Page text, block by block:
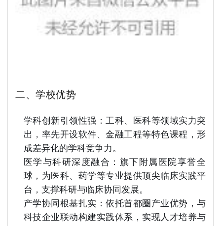
二、学校优势
学科创新引领性强：工科、医科等领域实力突
出，率先开设软件、金融工程等特色课程，形
成差异化的学科竞争力。
医学与科研深度融合：旗下附属医院享誉全
球，为医科、药学等专业提供顶尖临床实践平
台，支撑科研与临床协同发展。
产学协同根基扎实：依托首都圈产业优势，与
科技企业联动构建实践体系，实现人才培养与